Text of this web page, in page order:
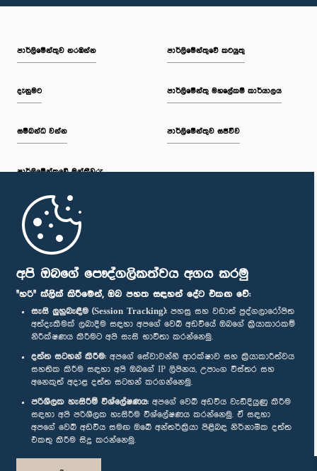
අපි ඔබගේ පෞද්ගලිකත්වය අගය කරමු
"හරි" ක්ලික් කිරීමෙන්, ඔබ පහත සඳහන් දේට එකඟ වේ:
සැසි ලුහුබැඳීම (Session Tracking): පහසු සහ වඩාත් පුද්ගලාරෝපිත
අත්දැකීමක් ලබාදීම සඳහා අපගේ වෙබ් අඩවියේ ඔබගේ ක්‍රියාකාරකම්
නිරීක්ෂණය කිරීමට අපි සැසි භාවිතා කරන්නෙමු.
දත්ත සටහන් කිරීම: අපගේ සේවාවන්හි ආරක්ෂාව සහ ක්‍රියාකාරීත්වය
සහතික කිරීම සඳහා අපි ඔබගේ IP ලිපිනය, උපාංග විස්තර සහ
අනෙකුත් අදාළ දත්ත සටහන් කරගන්නෙමු.
පරිශීලක හැසිරීම් විශ්ලේෂණය: අපගේ වෙබ් අඩවිය වැඩිදියුණු කිරීම
සඳහා අපි පරිශීලක හැසිරීම විශ්ලේෂණය කරන්නෙමු. ඒ සඳහා
අපගේ වෙබ් අඩවිය සමඟ ඔබේ අන්තර්ක්‍රියා පිළිබඳ නිර්නාමික දත්ත
එකතු කිරීම සිදු කරන්නෙමු.
පාර්ලි‌මේන්තුව නරඹන්න
දැනුමට
සම්බන්ධ වන්න
පාර්ලි‌මේන්තුවේ මන්ත්‍රීවරු
මුල් පිටුව
පාර්ලිමේන්තුවේ කටයුතු
පාර්ලිමේන්තු මහලේකම් කාර්යාලය
පාර්ලිමේන්තුව සජීවීව
පාර්ලිමේන්තු ජංගම යෙදුම
අප හා සම්බන්ධ වී සිටින්න :
සම්මාන
පෞද්ගලිකත්ව ප්‍රතිපත්තිය